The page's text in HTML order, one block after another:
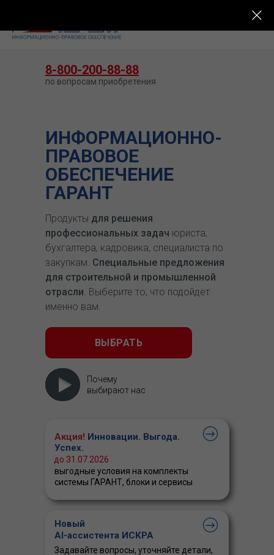
ИНФОРМАЦИОННО-
ПРАВОВОЕ
ОБЕСПЕЧЕНИЕ
ГАРАНТ
Продукты для решения
профессиональных задач юриста,
бухгалтера, кадровика, специалиста по
закупкам. Специальные предложения
для строительной и промышленной
отрасли. Выберите то, что подойдет
именно вам.
ВЫБРАТЬ
Почему
выбирают нас
Акция! Инновации. Выгода.
Успех.
выгодные условия на комплекты
системы ГАРАНТ, блоки и сервисы
до 31.07.2026
8-800-200-88-88
по вопросам приобретения
Новый
AI-ассистента ИСКРА
Задавайте вопросы, уточняйте детали,